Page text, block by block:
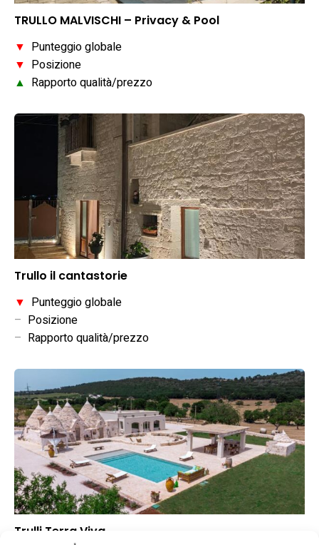
TRULLO MALVISCHI – Privacy & Pool
▼ Punteggio globale
▼ Posizione
▲ Rapporto qualità/prezzo
Trullo il cantastorie
▼ Punteggio globale
– Posizione
– Rapporto qualità/prezzo
Trulli Terra Viva